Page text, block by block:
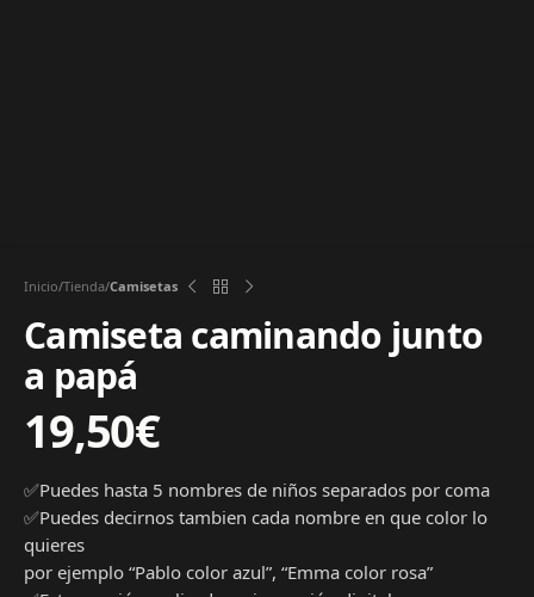
Inicio Tienda Camisetas
Camiseta caminando junto
a papá
19,50€
✅Puedes hasta 5 nombres de niños separados por coma
✅Puedes decirnos tambien cada nombre en que color lo
quieres
por ejemplo “Pablo color azul”, “Emma color rosa”